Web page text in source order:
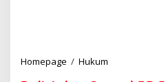
Homepage / Hukum